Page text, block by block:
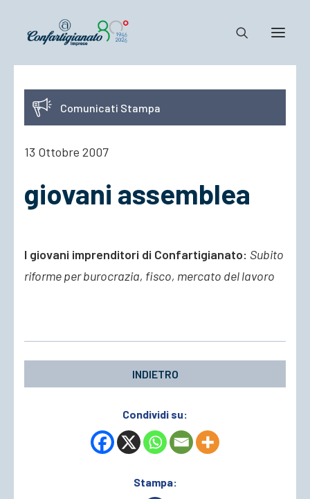
Notizie e Documenti
Confartigianato
Cosa Facciamo
Associarsi
Comunicati Stampa
13 Ottobre 2007
giovani assemblea
I giovani imprenditori di Confartigianato: Subito
riforme per burocrazia, fisco, mercato del lavoro
INDIETRO
Condividi su:
Stampa: